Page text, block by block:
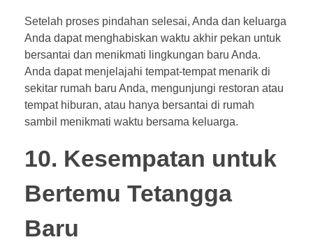
Setelah proses pindahan selesai, Anda dan keluarga
Anda dapat menghabiskan waktu akhir pekan untuk
bersantai dan menikmati lingkungan baru Anda.
Anda dapat menjelajahi tempat-tempat menarik di
sekitar rumah baru Anda, mengunjungi restoran atau
tempat hiburan, atau hanya bersantai di rumah
sambil menikmati waktu bersama keluarga.
10. Kesempatan untuk
Bertemu Tetangga
Baru